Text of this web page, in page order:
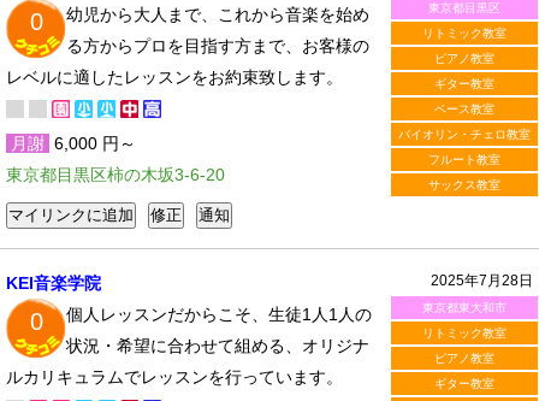
東京都目黒区
リトミック教室
ピアノ教室
ギター教室
ベース教室
バイオリン・チェロ教室
フルート教室
サックス教室
0
幼児から大人まで、これから音楽を始め
る方からプロを目指す方まで、お客様の
レベルに適したレッスンをお約束致します。
月謝 6,000 円～
東京都目黒区柿の木坂3-6-20
2025年7月28日
東京都東大和市
リトミック教室
ピアノ教室
ギター教室
KEI音楽学院
0
個人レッスンだからこそ、生徒1人1人の
状況・希望に合わせて組める、オリジナ
ルカリキュラムでレッスンを行っています。